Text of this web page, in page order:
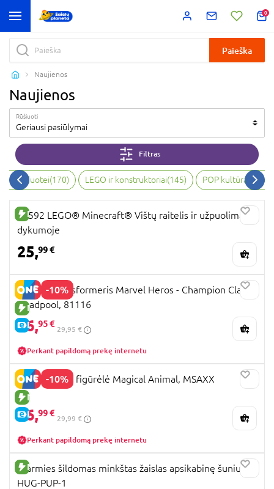
0
Paieška
Naujienos
Naujienos
Rūšiuoti
Geriausi pasiūlymai
Filtras
vaizduotei(170) LEGO ir konstruktoriai(145) POP kultūra ir
NAUJA PREKĖ
21592 LEGO® Minecraft® Vištų raitelis ir užpuolimas
dykumoje
25,99 €
-10%
NAUJA PREKĖ
E-KAINA
Blokees transformeris Marvel Heros - Champion Class
Deadpool, 81116
26,95 €
29,95 €
Perkant papildomą prekę internetu
-10%
NAUJA PREKĖ
E-KAINA
SURI pliušinė figūrėlė Magical Animal, MSAXX
26,99 €
29,99 €
Perkant papildomą prekę internetu
NAUJA PREKĖ
Warmies šildomas minkštas žaislas apsikabinę šuniukai,
HUG-PUP-1